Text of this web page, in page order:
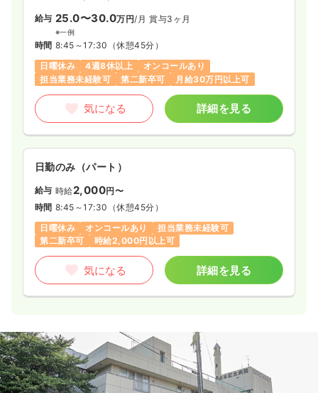
給与 25.0〜30.0万円/月 賞与3ヶ月
※一例
時間 8:45～17:30 （休憩45分）
日曜休み
4週8休以上
オンコールあり
担当業務未経験可
第二新卒可 月給30万円以上可
気になる 詳細を見る
日勤のみ（パート）
給与 時給2,000円〜
時間 8:45～17:30 （休憩45分）
日曜休み
オンコールあり
担当業務未経験可
第二新卒可
時給2,000円以上可
気になる 詳細を見る